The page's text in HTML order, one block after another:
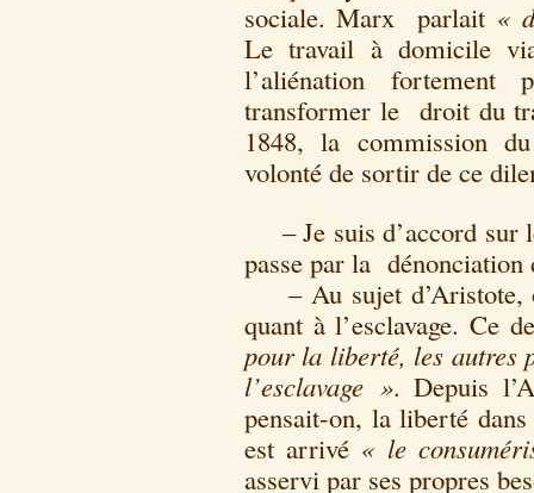
sociale. Marx parlait «
Le travail à domicile
l’aliénation fortement
transformer le droit du
1848, la commission
volonté de sortir de ce
– Je suis d’accord sur
passe par la dénonciation
– Au sujet d’Aristote,
quant à l’esclavage. Ce
pour la liberté, les autres
l’esclavage ». Depuis
pensait-on, la liberté
est arrivé « le
asservi par ses propres